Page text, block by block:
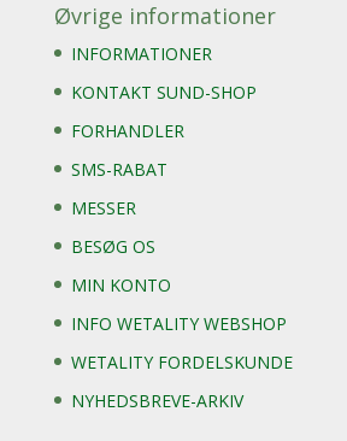
Øvrige informationer
INFORMATIONER
KONTAKT SUND-SHOP
FORHANDLER
SMS-RABAT
MESSER
BESØG OS
MIN KONTO
INFO WETALITY WEBSHOP
WETALITY FORDELSKUNDE
NYHEDSBREVE-ARKIV